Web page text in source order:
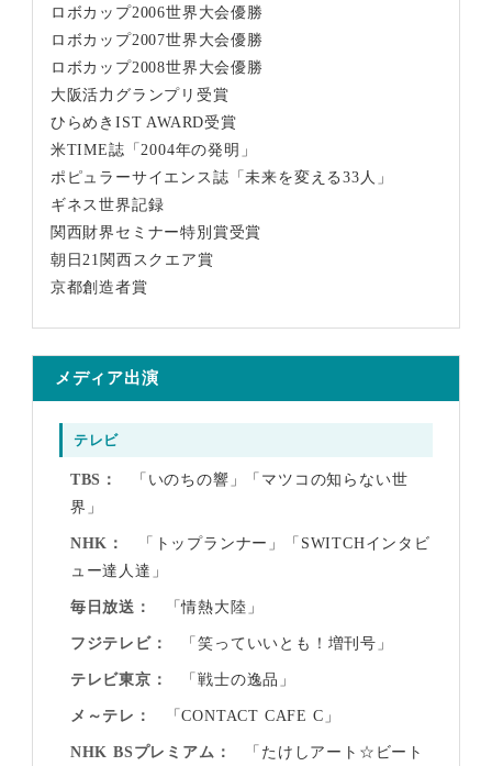
ロボカップ2006世界大会優勝
ロボカップ2007世界大会優勝
ロボカップ2008世界大会優勝
大阪活力グランプリ受賞
ひらめきIST AWARD受賞
米TIME誌「2004年の発明」
ポピュラーサイエンス誌「未来を変える33人」
ギネス世界記録
関西財界セミナー特別賞受賞
朝日21関西スクエア賞
京都創造者賞
メディア出演
テレビ
TBS
「いのちの響」「マツコの知らない世
界」
NHK
「トップランナー」「SWITCHインタビ
ュー達人達」
毎日放送 「情熱大陸」
フジテレビ 「笑っていいとも！増刊号」
テレビ東京 「戦士の逸品」
メ～テレ 「CONTACT CAFE C」
NHK BSプレミアム
「たけしアート☆ビート